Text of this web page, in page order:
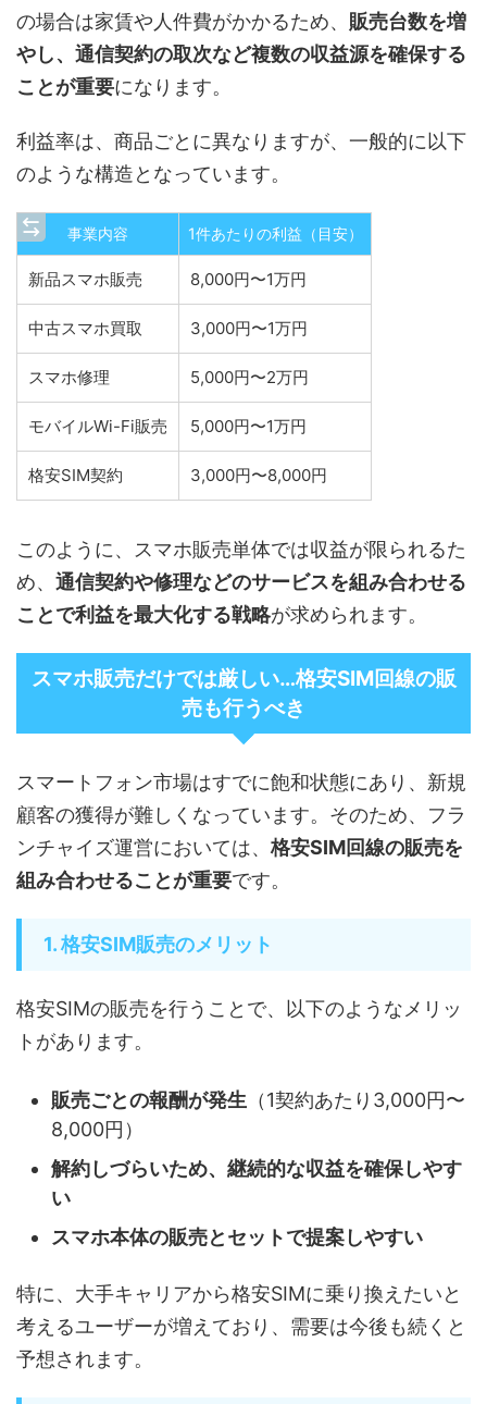
の場合は家賃や人件費がかかるため、 販売台数を増
やし、通信契約の取次など複数の収益源を確保する
ことが重要になります。
利益率は、商品ごとに異なりますが、一般的に以下
のような構造となっています。
事業内容 1件あたりの利益（目安）
新品スマホ販売 8,000円〜1万円
中古スマホ買取 3,000円〜1万円
スマホ修理 5,000円〜2万円
モバイルWi-Fi販売 5,000円〜1万円
格安SIM契約 3,000円〜8,000円
このように、スマホ販売単体では収益が限られるた
め、 通信契約や修理などのサービスを組み合わせる
ことで利益を最大化する戦略が求められます。
スマホ販売だけでは厳しい…格安SIM回線の販
売も行うべき
スマートフォン市場はすでに飽和状態にあり、新規
顧客の獲得が難しくなっています。そのため、フラ
ンチャイズ運営においては、格安SIM回線の販売を
組み合わせることが重要です。
1. 格安SIM販売のメリット
格安SIMの販売を行うことで、以下のようなメリッ
トがあります。
販売ごとの報酬が発生 （1契約あたり3,000円〜
8,000円）
解約しづらいため、継続的な収益を確保しやす
い
スマホ本体の販売とセットで提案しやすい
特に、大手キャリアから格安SIMに乗り換えたいと
考えるユーザーが増えており、需要は今後も続くと
予想されます。